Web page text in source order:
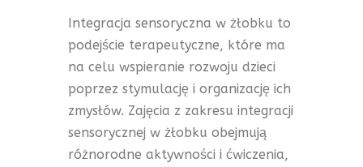
Integracja sensoryczna w żłobku to
podejście terapeutyczne, które ma
na celu wspieranie rozwoju dzieci
poprzez stymulację i organizację ich
zmysłów. Zajęcia z zakresu integracji
sensorycznej w żłobku obejmują
różnorodne aktywności i ćwiczenia,